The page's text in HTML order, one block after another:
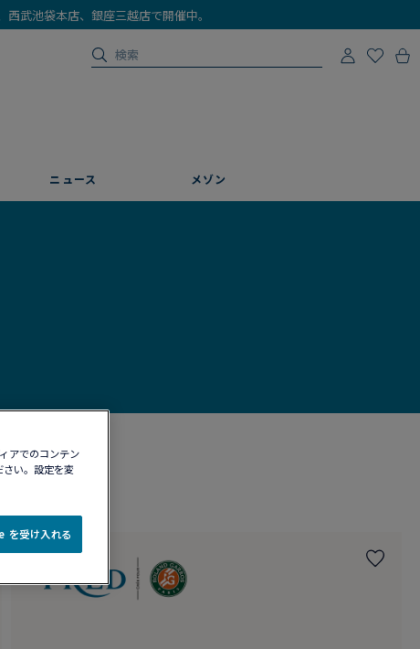
武池袋本店、銀座三越店で開催中。
ニュース メゾン
アでのコンテン
い。設定を変
を受け入れる